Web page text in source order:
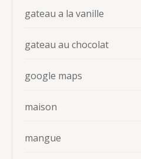
gateau a la vanille
gateau au chocolat
google maps
maison
mangue